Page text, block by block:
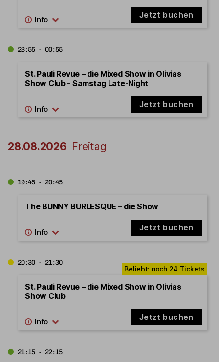
Jetzt buchen
23:55 - 00:55
St. Pauli Revue – die Mixed Show in Olivias
Show Club - Samstag Late-Night
Jetzt buchen
28.08.2026 Freitag
19:45 - 20:45
The BUNNY BURLESQUE – die Show
Jetzt buchen
20:30 - 21:30
St. Pauli Revue – die Mixed Show in Olivias
Show Club
Jetzt buchen
21:15 - 22:15